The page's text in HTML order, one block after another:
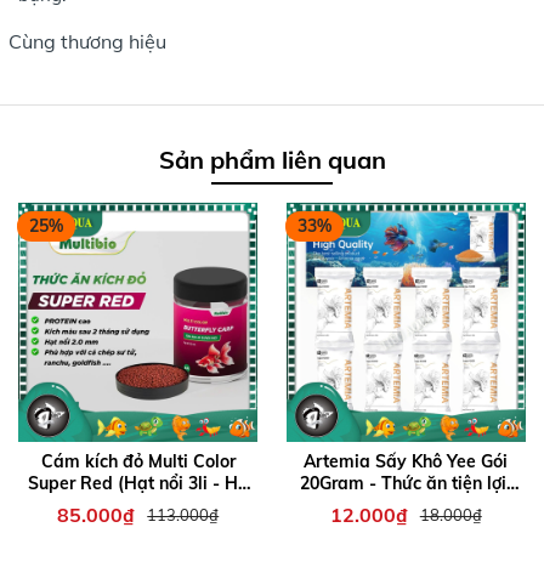
Cùng thương hiệu
Sản phẩm liên quan
25%
Cám kích đỏ Multi Color
Super Red (Hạt nổi 3li - Hủ
300gr) - Thức Ăn Chuyên
kích màu đỏ cho cá Phi tần,
85.000₫ 113.000₫
33%
Artemia Sấy Khô Yee Gói
20Gram - Thức ăn tiện lợi,
cho ăn trực tiếp, bổ sung
chất dinh dưỡng cho cá bảy
12.000₫ 18.000₫